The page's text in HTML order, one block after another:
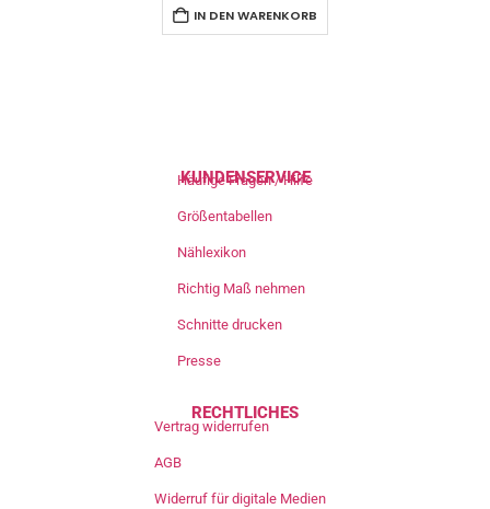
IN DEN WARENKORB
KUNDENSERVICE
Häufige Fragen / Hilfe
Größentabellen
Nählexikon
Richtig Maß nehmen
Schnitte drucken
Presse
RECHTLICHES
Vertrag widerrufen
AGB
Widerruf für digitale Medien